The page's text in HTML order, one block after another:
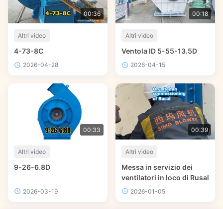
00:36
Altri video
4-73-8C
2026-04-28
00:18
Altri video
Ventola ID 5-55-13.5D
2026-04-15
00:33
Altri video
9-26-6.8D
2026-03-19
00:39
Altri video
Messa in servizio dei
ventilatori in loco di Rusal
2026-01-05